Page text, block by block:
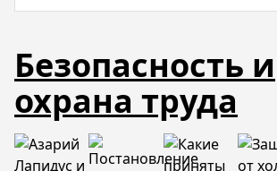
вдохновиться живой природой,
Безопасность и
охрана труда